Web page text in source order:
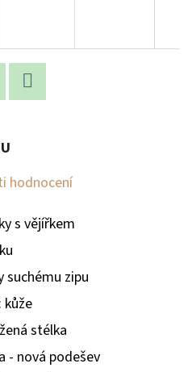
hodnocení
s vějířkem
zipu
stélka
- nová podešev